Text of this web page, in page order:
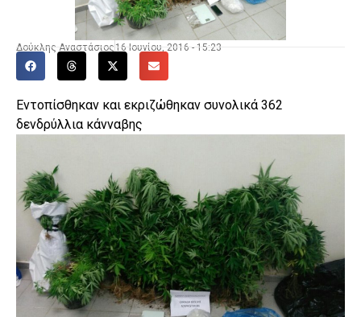
Δούκλης Αναστάσιος 16 Ιουνίου, 2016 - 15:23
Εντοπίσθηκαν και εκριζώθηκαν συνολικά 362
δενδρύλλια κάνναβης